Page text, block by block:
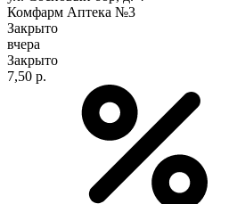
Комфарм Аптека №3
Закрыто
вчера
Закрыто
7,50 р.